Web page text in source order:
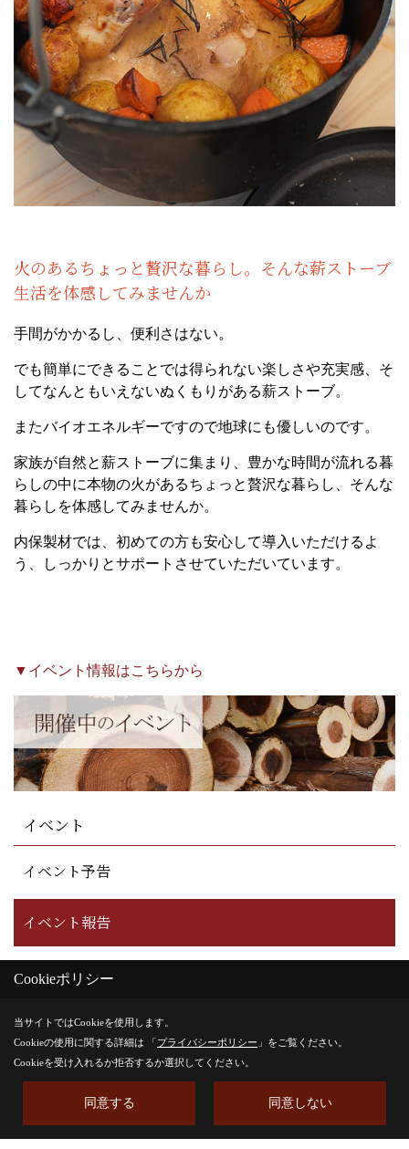
火のあるちょっと贅沢な暮らし。そんな薪ストーブ
生活を体感してみませんか
手間がかかるし、便利さはない。
でも簡単にできることでは得られない楽しさや充実感、そ
してなんともいえないぬくもりがある薪ストーブ。
またバイオエネルギーですので地球にも優しいのです。
家族が自然と薪ストーブに集まり、豊かな時間が流れる暮
らしの中に本物の火があるちょっと贅沢な暮らし、そんな
暮らしを体感してみませんか。
内保製材では、初めての方も安心して導入いただけるよ
う、しっかりとサポートさせていただいています。
▼イベント情報はこちらから
イベント
イベント予告
イベント報告
〒526-0244
滋賀県長浜市内保町7
Cookieポリシー
当サイトではCookieを使用します。
Cookieの使用に関する詳細は 「プライバシーポリシー 」をご覧ください。
Cookieを受け入れるか拒否するか選択してください。
同意する 同意しない